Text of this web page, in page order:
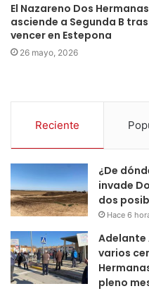
El Nazareno Dos Hermanas
asciende a Segunda B tras
vencer en Estepona
26 mayo, 2026
Reciente
¿De
invade
dos
Hace 6
Adelante
varios
pleno